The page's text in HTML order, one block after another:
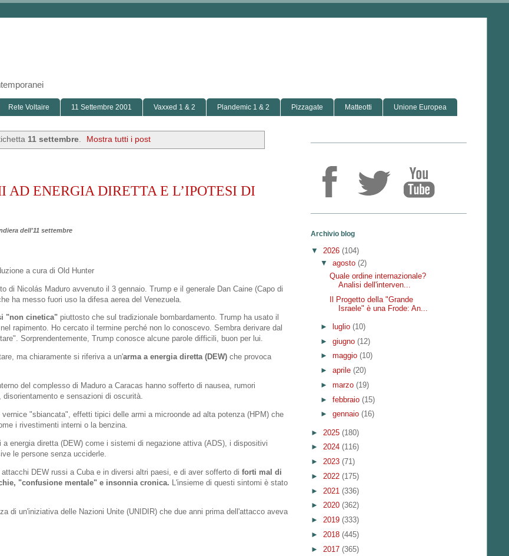
Rete Voltaire 11 Settembre 2001 Vaxxed 1 & 2 Plandemic 1 & 2 Pizzagate Matteotti Unione Europea
11 settembre. Mostra tutti i post
ENERGIA DIRETTA E L’IPOTESI DI
dell'11 settembre
a cura di Old Hunter
di Nicolás Maduro avvenuto il 3 gennaio. Trump e il generale Dan Caine (Capo di
ha messo fuori uso la difesa aerea del Venezuela.
"non cinetica" piuttosto che sul tradizionale bombardamento. Trump ha usato il
rapimento. Ho cercato il termine perché non lo conoscevo. Sembra derivare dal
Sorprendentemente, Trump conosce alcune parole difficili, buon per lui.
ma chiaramente si riferiva a un'arma a energia diretta (DEW) che provoca
del complesso di Maduro a Caracas hanno sofferto di nausea, rumori
e sensazioni di oscurità.
"sbiancata", effetti tipici delle armi a microonde ad alta potenza (HPM) che
i rivestimenti interni o la benzina.
energia diretta (DEW) come i sistemi di negazione attiva (ADS), i dispositivi
le persone senza ucciderle.
DEW russi a Cuba e in diversi altri paesi, e di aver sofferto di forti mal di
"confusione mentale" e insonnia cronica. L'insieme di questi sintomi è stato
di un'iniziativa delle Nazioni Unite (UNIDIR) che due anni prima dell'attacco aveva
Archivio blog
▼ 2026 (104)
▼ agosto (2)
Quale ordine internazionale?
Analisi dell'interven...
Il Progetto della "Grande
Israele" è una Frode: An...
► luglio (10)
► giugno (12)
► maggio (10)
► aprile (20)
► marzo (19)
► febbraio (15)
► gennaio (16)
► 2025 (180)
► 2024 (116)
► 2023 (71)
► 2022 (175)
► 2021 (336)
► 2020 (362)
► 2019 (333)
► 2018 (445)
► 2017 (365)